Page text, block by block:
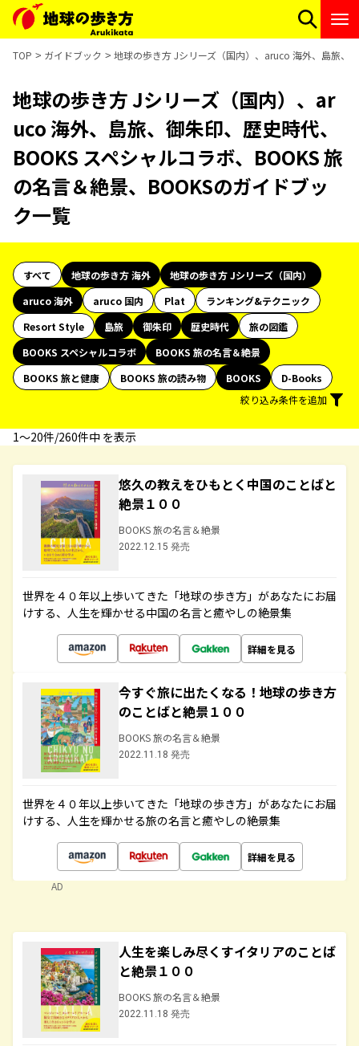
TOP ガイドブック 地球の歩き方 Jシリーズ（国内）、aruco 海外、島旅、
地球の歩き方 Jシリーズ（国内）、ar
uco 海外、島旅、御朱印、歴史時代、
BOOKS スペシャルコラボ、BOOKS 旅
の名言＆絶景、BOOKSのガイドブッ
ク一覧
すべて 地球の歩き方 海外
地球の歩き方 Jシリーズ（国内）
aruco 海外
aruco 国内 Plat
ランキング&テクニック
Resort Style
島旅 御朱印 歴史時代
旅の図鑑
BOOKS スペシャルコラボ
BOOKS 旅の名言＆絶景
BOOKS 旅と健康
BOOKS 旅の読み物 BOOKS
D-Books
絞り込み条件を追加
1〜20件/260件中 を表示
悠久の教えをひもとく中国のことばと
絶景１００
BOOKS 旅の名言＆絶景
2022.12.15 発売
世界を４０年以上歩いてきた「地球の歩き方」があなたにお届
けする、人生を輝かせる中国の名言と癒やしの絶景集
詳細を見る
今すぐ旅に出たくなる！地球の歩き方
のことばと絶景１００
BOOKS 旅の名言＆絶景
2022.11.18 発売
世界を４０年以上歩いてきた「地球の歩き方」があなたにお届
けする、人生を輝かせる旅の名言と癒やしの絶景集
詳細を見る
AD
人生を楽しみ尽くすイタリアのことば
と絶景１００
BOOKS 旅の名言＆絶景
2022.11.18 発売